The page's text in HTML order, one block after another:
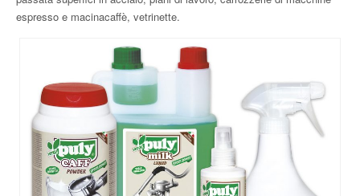
espresso e macinacaffè, vetrinette.